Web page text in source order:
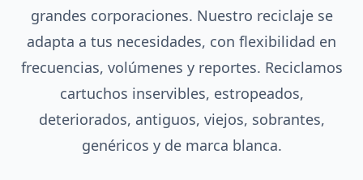
grandes corporaciones. Nuestro reciclaje se
adapta a tus necesidades, con flexibilidad en
frecuencias, volúmenes y reportes. Reciclamos
cartuchos inservibles, estropeados,
deteriorados, antiguos, viejos, sobrantes,
genéricos y de marca blanca.